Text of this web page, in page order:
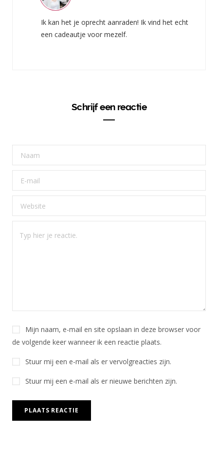
Ik kan het je oprecht aanraden! Ik vind het echt
een cadeautje voor mezelf.
Schrijf een reactie
Mijn naam, e-mail en site opslaan in deze browser voor
de volgende keer wanneer ik een reactie plaats.
Stuur mij een e-mail als er vervolgreacties zijn.
Stuur mij een e-mail als er nieuwe berichten zijn.